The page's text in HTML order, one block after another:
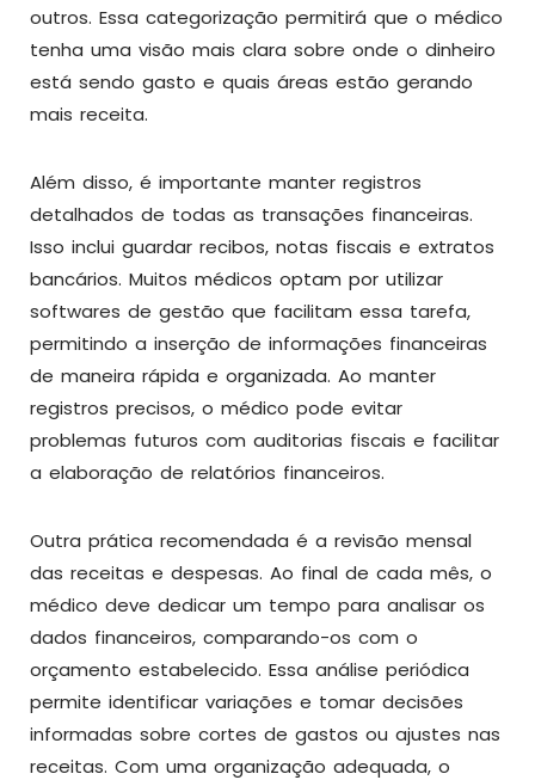
outros. Essa categorização permitirá que o médico
tenha uma visão mais clara sobre onde o dinheiro
está sendo gasto e quais áreas estão gerando
mais receita.
Além disso, é importante manter registros
detalhados de todas as transações financeiras.
Isso inclui guardar recibos, notas fiscais e extratos
bancários. Muitos médicos optam por utilizar
softwares de gestão que facilitam essa tarefa,
permitindo a inserção de informações financeiras
de maneira rápida e organizada. Ao manter
registros precisos, o médico pode evitar
problemas futuros com auditorias fiscais e facilitar
a elaboração de relatórios financeiros.
Outra prática recomendada é a revisão mensal
das receitas e despesas. Ao final de cada mês, o
médico deve dedicar um tempo para analisar os
dados financeiros, comparando-os com o
orçamento estabelecido. Essa análise periódica
permite identificar variações e tomar decisões
informadas sobre cortes de gastos ou ajustes nas
receitas. Com uma organização adequada, o